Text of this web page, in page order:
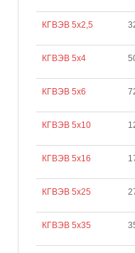
КГВЭВ 5х2,5
КГВЭВ 5х4
КГВЭВ 5х6
КГВЭВ 5х10
КГВЭВ 5х16
КГВЭВ 5х25
КГВЭВ 5х35